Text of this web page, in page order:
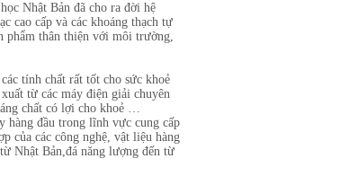
Nhật Bản đã cho ra đời hệ
cao cấp và các khoáng thạch tự
phẩm thân thiện với môi trường,
tính chất rất tốt cho sức khoẻ
từ các máy điện giải chuyên
chất có lợi cho khoẻ …
hàng đầu trong lĩnh vực cung cấp
của các công nghệ, vật liệu hàng
Nhật Bản,đá năng lượng đến từ